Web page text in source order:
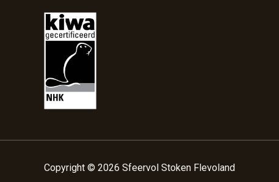
Copyright © 2026 Sfeervol Stoken Flevoland